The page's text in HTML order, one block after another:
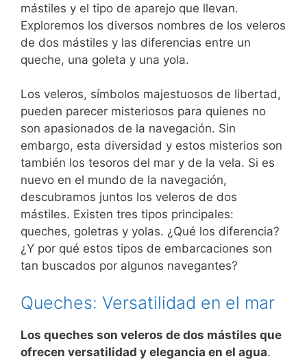
mástiles y el tipo de aparejo que llevan.
Exploremos los diversos nombres de los veleros
de dos mástiles y las diferencias entre un
queche, una goleta y una yola.
Los veleros, símbolos majestuosos de libertad,
pueden parecer misteriosos para quienes no
son apasionados de la navegación. Sin
embargo, esta diversidad y estos misterios son
también los tesoros del mar y de la vela. Si es
nuevo en el mundo de la navegación,
descubramos juntos los veleros de dos
mástiles. Existen tres tipos principales:
queches, goletras y yolas. ¿Qué los diferencia?
¿Y por qué estos tipos de embarcaciones son
tan buscados por algunos navegantes?
Queches: Versatilidad en el mar
Los queches son veleros de dos mástiles que
ofrecen versatilidad y elegancia en el agua.